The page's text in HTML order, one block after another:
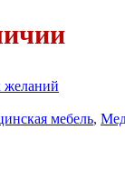
желаний
мебель,